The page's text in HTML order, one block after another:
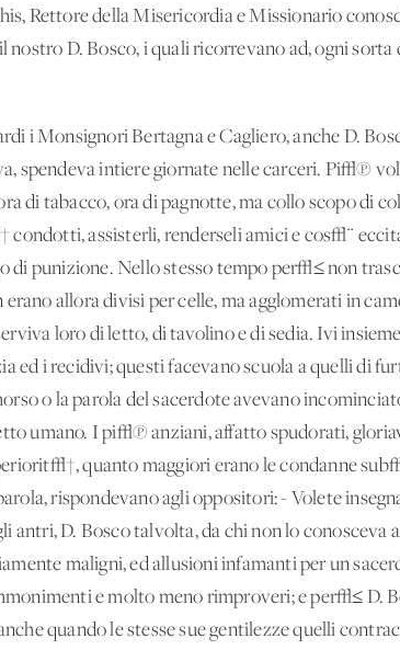
Rettore della Misericordia e Missionario
nostro D. Bosco, i quali ricorrevano ad, ogni
i Monsignori Bertagna e Cagliero, anche D.
spendeva intiere giornate nelle carceri. Pi√π
di tabacco, ora di pagnotte, ma collo scopo di
condotti, assisterli, renderseli amici e cos√¨
di punizione. Nello stesso tempo per√≤ non
allora divisi per celle, ma agglomerati in
loro di letto, di tavolino e di sedia. Ivi
ed i recidivi; questi facevano scuola a quelli di
o la parola del sacerdote avevano
umano. I pi√π anziani, affatto spudorati,
quanto maggiori erano le condanne
rispondevano agli oppositori: - Volete
antri, D. Bosco talvolta, da chi non lo conosceva
maligni, ed allusioni infamanti per un
e molto meno rimproveri; e per√≤ D.
quando le stesse sue gentilezze quelli